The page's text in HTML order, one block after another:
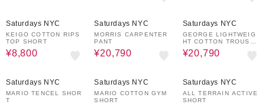
Saturdays NYC
KEIGO COTTON RIPS
TOP SHORT
¥8,800
Saturdays NYC
MORRIS CARPENTER
PANT
¥20,790
Saturdays NYC
GEORGE LIGHTWEIG
HT COTTON TROUSE
R
¥20,790
Saturdays NYC
MARIO TENCEL SHOR
T
Saturdays NYC
MARIO COTTON GYM
SHORT
Saturdays NYC
ALL TERRAIN ACTIVE
SHORT